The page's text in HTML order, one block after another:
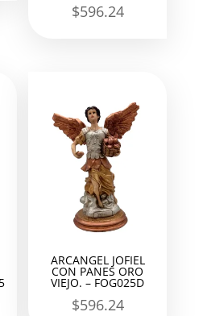
$596.24
ARCANGEL JOFIEL
CON PANES ORO
VIEJO. – FOG025D
$596.24